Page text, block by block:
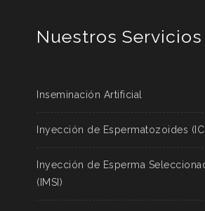
Nuestros Servicios
Inseminación Artificial
Inyección de Espermatozoides
Inyección de Esperma
(IMSI)